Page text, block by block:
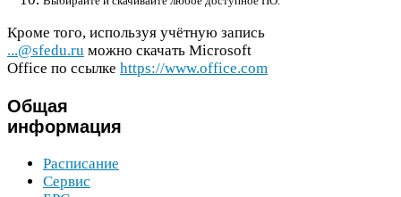
Кроме того, используя учётную запись
...@sfedu.ru можно скачать Microsoft
Office по ссылке https://​www​.office​.com
Общая
информация
Расписание
Сервис